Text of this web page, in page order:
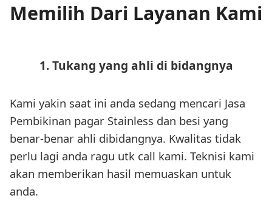
Memilih Dari Layanan Kami
1. Tukang yang ahli di bidangnya
Kami yakin saat ini anda sedang mencari Jasa
Pembikinan pagar Stainless dan besi yang
benar-benar ahli dibidangnya. Kwalitas tidak
perlu lagi anda ragu utk call kami. Teknisi kami
akan memberikan hasil memuaskan untuk
anda.